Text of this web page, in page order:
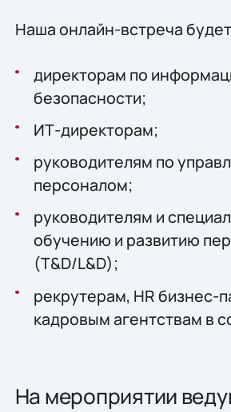
Наша онлайн-встреча
директорам по
безопасности;
ИТ-директорам;
руководителям по
персоналом;
руководителям и
обучению и развитию
(T&D/L&D);
рекрутерам, HR бизнес-
кадровым агентствам в
На мероприятии